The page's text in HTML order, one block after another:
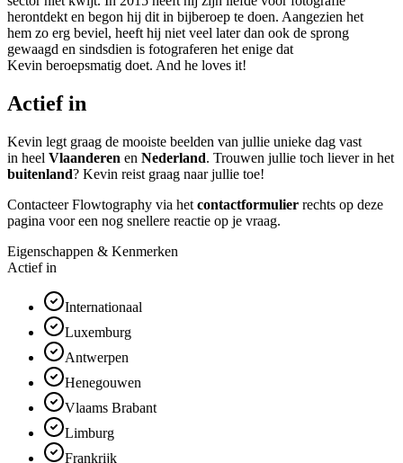
herontdekt en begon hij dit in bijberoep te doen. Aangezien het
hem zo erg beviel, heeft hij niet veel later dan ook de sprong
gewaagd en sindsdien is fotograferen het enige dat
Kevin beroepsmatig doet. And he loves it!
Actief in
Kevin legt graag de mooiste beelden van jullie unieke dag vast
in heel Vlaanderen en Nederland. Trouwen jullie toch liever in het
buitenland? Kevin reist graag naar jullie toe!
Contacteer Flowtography via het contactformulier rechts op deze
pagina voor een nog snellere reactie op je vraag.
Eigenschappen & Kenmerken
Actief in
Internationaal
Luxemburg
Antwerpen
Henegouwen
Vlaams Brabant
Limburg
Frankrijk